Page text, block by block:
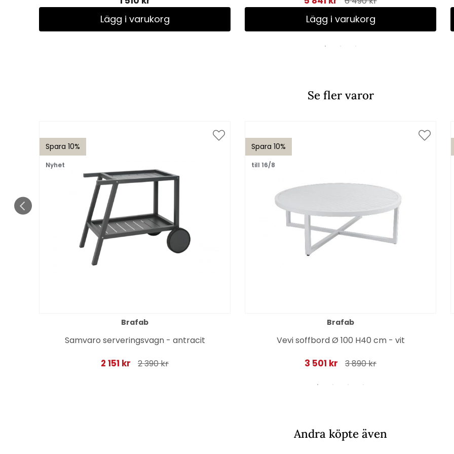
Lägg i varukorg Lägg i varukorg
Se fler varor
Spara 10%
Nyhet
Brafab
Samvaro serveringsvagn - antracit
2 151 kr 2 390 kr
Spara 10%
till 16/8
Brafab
Vevi soffbord Ø 100 H40 cm - vit
3 501 kr 3 890 kr
Andra köpte även